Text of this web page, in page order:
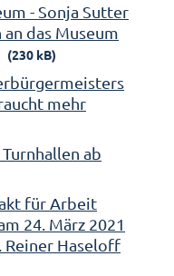
- Sonja Sutter
das Museum
(230 kB)
mehr
ab
für Arbeit
24. März 2021
Haseloff